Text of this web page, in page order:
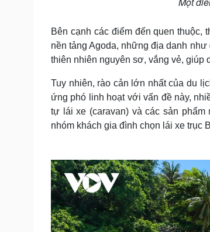
Bên cạnh các điểm đến quen
nền tảng Agoda, những địa danh
thiên nhiên nguyên sơ, vắng vẻ, giúp
Tuy nhiên, rào cản lớn nhất của du
ứng phó linh hoạt với vấn đề này,
tự lái xe (caravan) và các sản
nhóm khách gia đình chọn lái xe trục